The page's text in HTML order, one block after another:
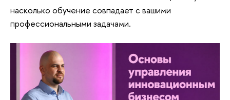
насколько обучение совпадает с вашими
профессиональными задачами.